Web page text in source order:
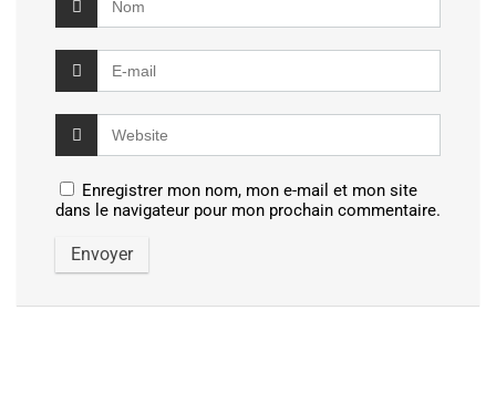
Enregistrer mon nom, mon e-mail et mon site
dans le navigateur pour mon prochain commentaire.